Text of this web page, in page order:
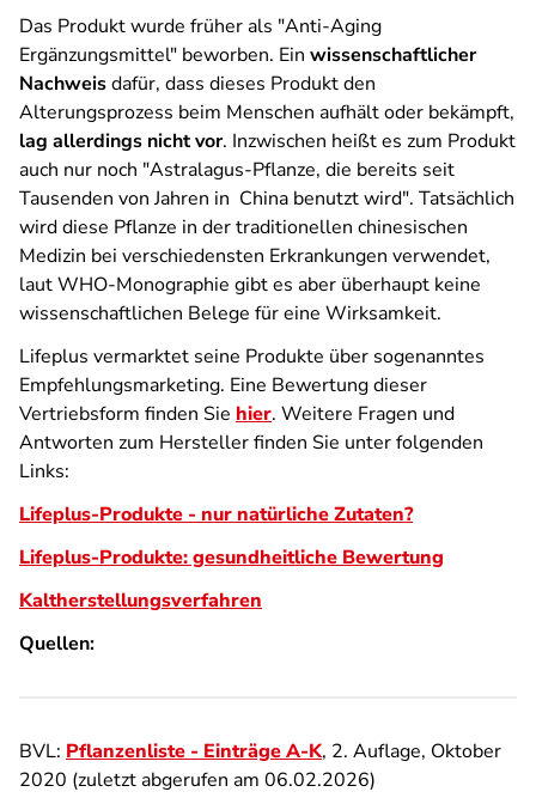
Das Produkt wurde früher als "Anti-Aging
Ergänzungsmittel" beworben. Ein wissenschaftlicher
Nachweisdafür, dass dieses Produkt den
Alterungsprozess beim Menschen aufhält oder bekämpft,
lag allerdings nicht vor. Inzwischen heißt es zum Produkt
auch nur noch "Astralagus-Pflanze, die bereits seit
Tausenden von Jahren in China benutzt wird". Tatsächlich
wird diese Pflanze in der traditionellen chinesischen
Medizin bei verschiedensten Erkrankungen verwendet,
laut WHO-Monographie gibt es aber überhaupt keine
wissenschaftlichen Belege für eine Wirksamkeit.
Lifeplus vermarktet seine Produkte über sogenanntes
Empfehlungsmarketing. Eine Bewertung dieser
Vertriebsform finden Sie hier. Weitere Fragen und
Antworten zum Hersteller finden Sie unter folgenden
Links:
Lifeplus-Produkte - nur natürliche Zutaten?
Lifeplus-Produkte: gesundheitliche Bewertung
Kaltherstellungsverfahren
Quellen:
BVL: Pflanzenliste - Einträge A-K, 2. Auflage, Oktober
2020 (zuletzt abgerufen am 06.02.2026)